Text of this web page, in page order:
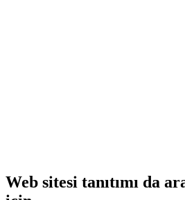
Web sitesi tanıtımı da